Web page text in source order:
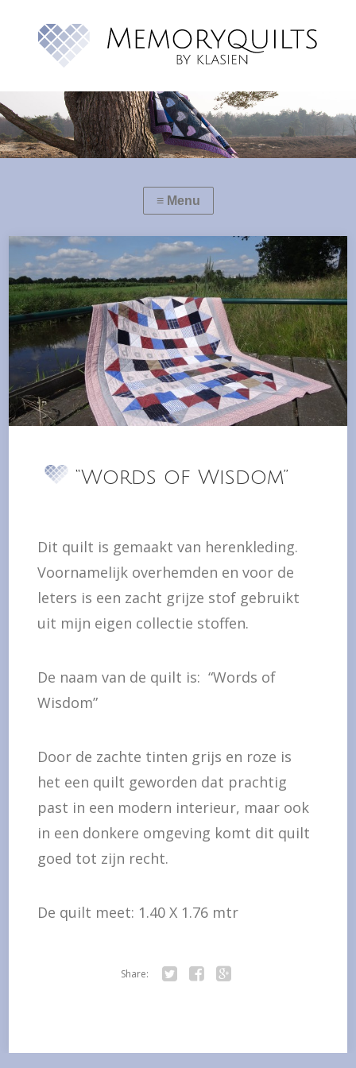
“Words of Wisdom”
Dit quilt is gemaakt van herenkleding.
Voornamelijk overhemden en voor de
leters is een zacht grijze stof gebruikt
uit mijn eigen collectie stoffen.
De naam van de quilt is: “Words of
Wisdom”
Door de zachte tinten grijs en roze is
het een quilt geworden dat prachtig
past in een modern interieur, maar ook
in een donkere omgeving komt dit quilt
goed tot zijn recht.
De quilt meet: 1.40 X 1.76 mtr
Share: